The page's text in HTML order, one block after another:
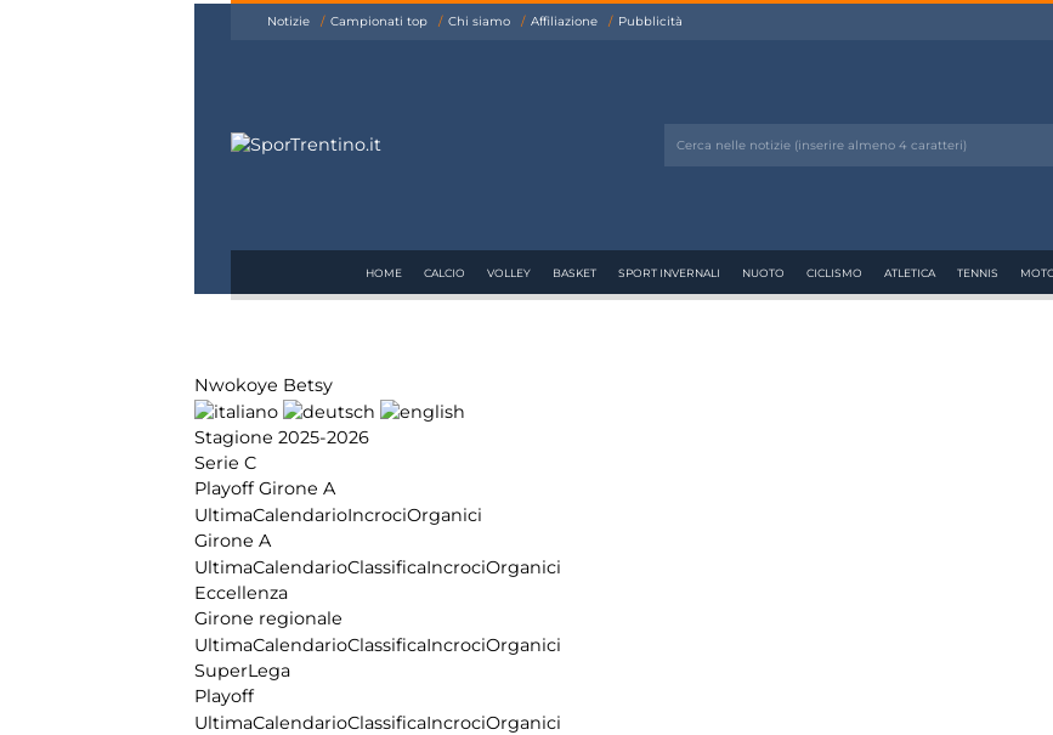
Notizie Campionati top Chi siamo Affiliazione Pubblicità
HOME CALCIO VOLLEY BASKET SPORT INVERNALI NUOTO CICLISMO ATLETICA TENNIS
Nwokoye Betsy
Stagione 2025-2026
Serie C
Playoff Girone A
UltimaCalendarioIncrociOrganici
Girone A
UltimaCalendarioClassificaIncrociOrganici
Eccellenza
Girone regionale
UltimaCalendarioClassificaIncrociOrganici
SuperLega
Playoff
UltimaCalendarioClassificaIncrociOrganici